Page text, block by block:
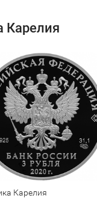
Карелия
Карелия